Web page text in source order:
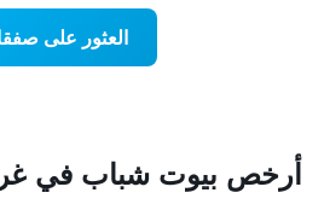
محور
العثور على
أرخص بيوت شباب في